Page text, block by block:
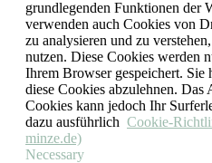
grundlegenden Funktionen der
verwenden auch Cookies von
zu analysieren und zu
nutzen. Diese Cookies werden
Ihrem Browser gespeichert.
diese Cookies abzulehnen. Das
Cookies kann jedoch Ihr
dazu ausführlich Cookie-
minze.de)
Necessary